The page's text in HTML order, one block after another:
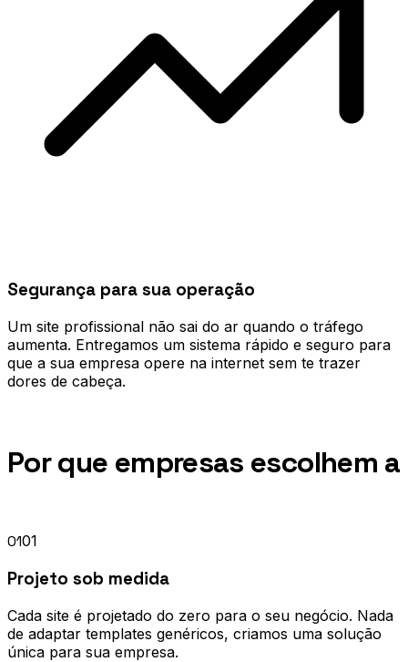
Segurança para sua operação
Um site profissional não sai do ar quando o tráfego
aumenta. Entregamos um sistema rápido e seguro para
que a sua empresa opere na internet sem te trazer
dores de cabeça.
Por que empresas escolhem a
0101
Projeto sob medida
Cada site é projetado do zero para o seu negócio. Nada
de adaptar templates genéricos, criamos uma solução
única para sua empresa.